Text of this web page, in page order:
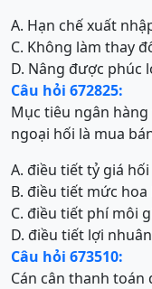
A. Hạn chế xuất
C. Không làm thay
D. Nâng được phúc
Câu hỏi 672825:
Mục tiêu ngân
ngoại hối là mua
A. điều tiết tỷ giá
B. điều tiết mức
C. điều tiết phí môi
D. điều tiết lợi nhuân
Câu hỏi 673510:
Cán cân thanh toán